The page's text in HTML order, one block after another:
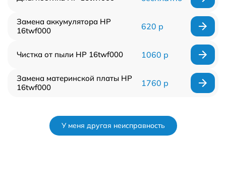
Замена аккумулятора HP
16twf000
620 р
Чистка от пыли HP 16twf000 1060 р
Замена материнской платы HP
16twf000
1760 р
У меня другая неисправность